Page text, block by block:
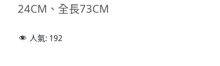
24CM、全長73CM
人氣: 192